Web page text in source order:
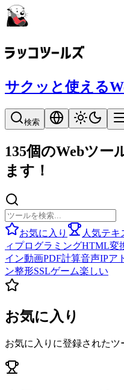
サクッと使える
検索
135個のWebツー
ます！
お気に入り 人気テキ
ィ プログラミングHTML変
イン動画PDF計算音声IPア
ン整形SSLゲーム楽しい
お気に入り
お気に入りに登録されたツ